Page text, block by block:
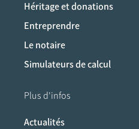
Héritage et donations
Entreprendre
Le notaire
Simulateurs de calcul
Plus d'infos
Actualités